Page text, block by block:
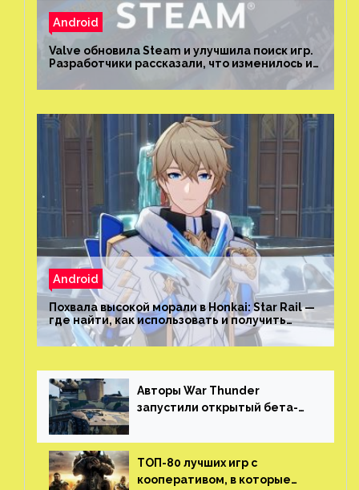
Android
Valve обновила Steam и улучшила поиск игр.
Разработчики рассказали, что изменилось и
Android
Похвала высокой морали в Honkai: Star Rail —
где найти, как использовать и получить
скрытые достижения
Авторы War Thunder
запустили открытый бета-
трейлер и скриншоты
ТОП-80 лучших игр с
кооперативом, в которые